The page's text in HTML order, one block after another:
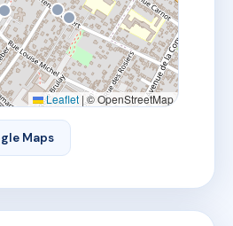
Leaflet |© OpenStreetMap
Maps